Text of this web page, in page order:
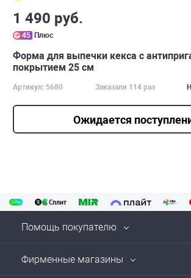
1 490 руб.
45 Плюс
Форма для выпечки кекса с
покрытием 25 см
Артикул: 5680 Заказали 114 раз
Ожидается
Помощь покупателю
Фирменные магазины